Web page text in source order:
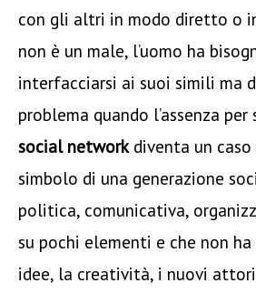
con gli altri in modo diretto o
non è un male, l’uomo ha
interfacciarsi ai suoi simili ma
problema quando l’assenza per
social networkdiventa un caso
simbolo di una generazione
politica, comunicativa,
su pochi elementi e che non
idee, la creatività, i nuovi